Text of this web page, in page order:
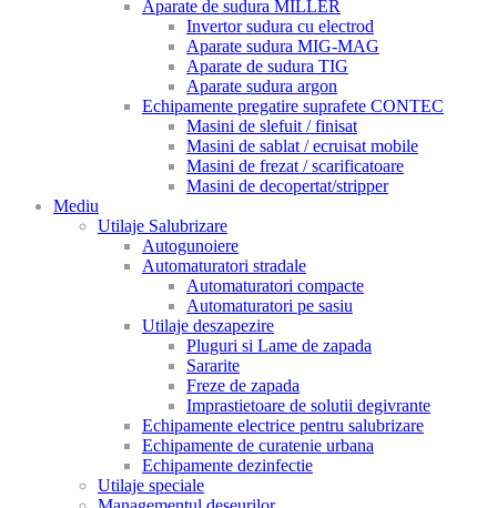
Aparate de sudura MILLER
Invertor sudura cu electrod
Aparate sudura MIG-MAG
Aparate de sudura TIG
Aparate sudura argon
Echipamente pregatire suprafete CONTEC
Masini de slefuit / finisat
Masini de sablat / ecruisat mobile
Masini de frezat / scarificatoare
Masini de decopertat/stripper
Mediu
Utilaje Salubrizare
Autogunoiere
Automaturatori stradale
Automaturatori compacte
Automaturatori pe sasiu
Utilaje deszapezire
Pluguri si Lame de zapada
Sararite
Freze de zapada
Imprastietoare de solutii degivrante
Echipamente electrice pentru salubrizare
Echipamente de curatenie urbana
Echipamente dezinfectie
Utilaje speciale